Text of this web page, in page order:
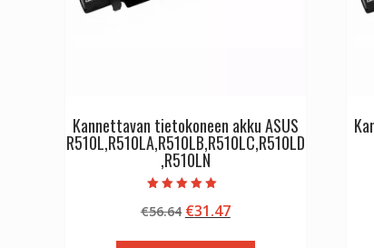
Kannettavan tietokoneen akku ASUS
R510L,R510LA,R510LB,R510LC,R510LD
,R510LN
tuotteesta:
5.00
€56.64 Alkuperäinen
€31.47Nykyinen